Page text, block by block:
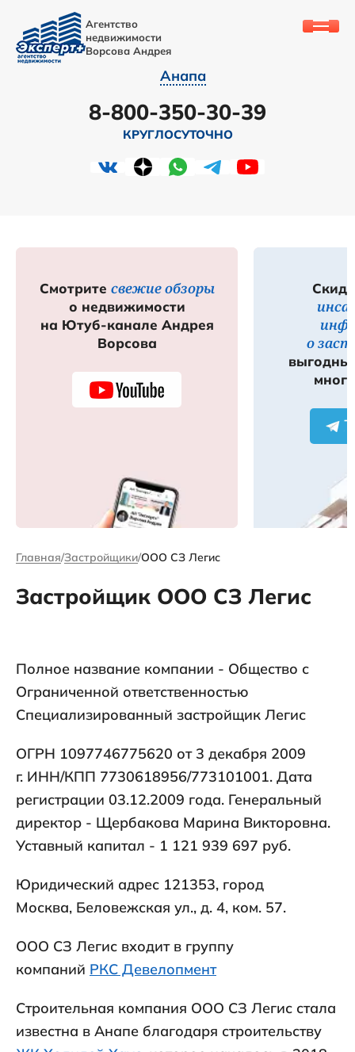
Агентство
недвижимости
Ворсова Андрея
Анапа
8-800-350-30-39
КРУГЛОСУТОЧНО
Смотрите свежие обзоры
о недвижимости
на Ютуб-канале Андрея
Ворсова
о
Главная Застройщики ООО СЗ Легис
Застройщик ООО СЗ Легис
Полное название компании - Общество с
Ограниченной ответственностью
Специализированный застройщик Легис
ОГРН 1097746775620 от 3 декабря 2009
г. ИНН/КПП 7730618956/773101001. Дата
регистрации 03.12.2009 года. Генеральный
директор - Щербакова Марина Викторовна.
Уставный капитал - 1 121 939 697 руб.
Юридический адрес 121353, город
Москва, Беловежская ул., д. 4, ком. 57.
ООО СЗ Легис входит в группу
компаний РКС Девелопмент
Строительная компания ООО СЗ Легис стала
известна в Анапе благодаря строительству